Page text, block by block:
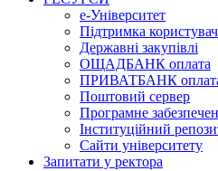
е-Університет
Підтримка
Державні закупівлі
ОЩАДБАНК оплата
ПРИВАТБАНК
Поштовий сервер
Програмне
Інституційний
Сайти університету
Запитати у ректора